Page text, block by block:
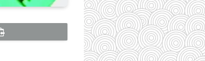
(128)
(33)
(33)